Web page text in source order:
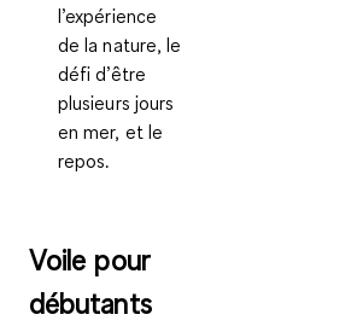
l’expérience
de la nature, le
défi d’être
plusieurs jours
en mer, et le
repos.
Voile pour
débutants